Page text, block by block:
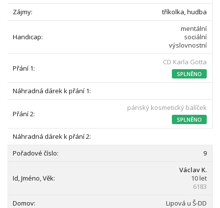
tříkolka, hudba
mentální
sociální
výslovnostní
CD Karla Gotta
SPLNĚNO
pánský kosmetický balíček
SPLNĚNO
9
Václav K.
10 let
6183
Lipová u Š-DD